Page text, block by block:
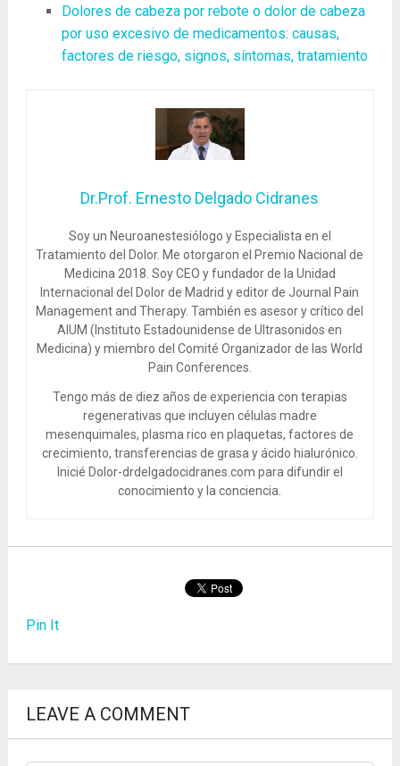
Dolores de cabeza por rebote o dolor de cabeza
por uso excesivo de medicamentos: causas,
factores de riesgo, signos, síntomas, tratamiento
Dr.Prof. Ernesto Delgado Cidranes
Soy un Neuroanestesiólogo y Especialista en el
Tratamiento del Dolor. Me otorgaron el Premio Nacional de
Medicina 2018. Soy CEO y fundador de la Unidad
Internacional del Dolor de Madrid y editor de Journal Pain
Management and Therapy. También es asesor y crítico del
AIUM (Instituto Estadounidense de Ultrasonidos en
Medicina) y miembro del Comité Organizador de las World
Pain Conferences.
Tengo más de diez años de experiencia con terapias
regenerativas que incluyen células madre
mesenquimales, plasma rico en plaquetas, factores de
crecimiento, transferencias de grasa y ácido hialurónico.
Inicié Dolor-drdelgadocidranes.com para difundir el
conocimiento y la conciencia.
Pin It
LEAVE A COMMENT